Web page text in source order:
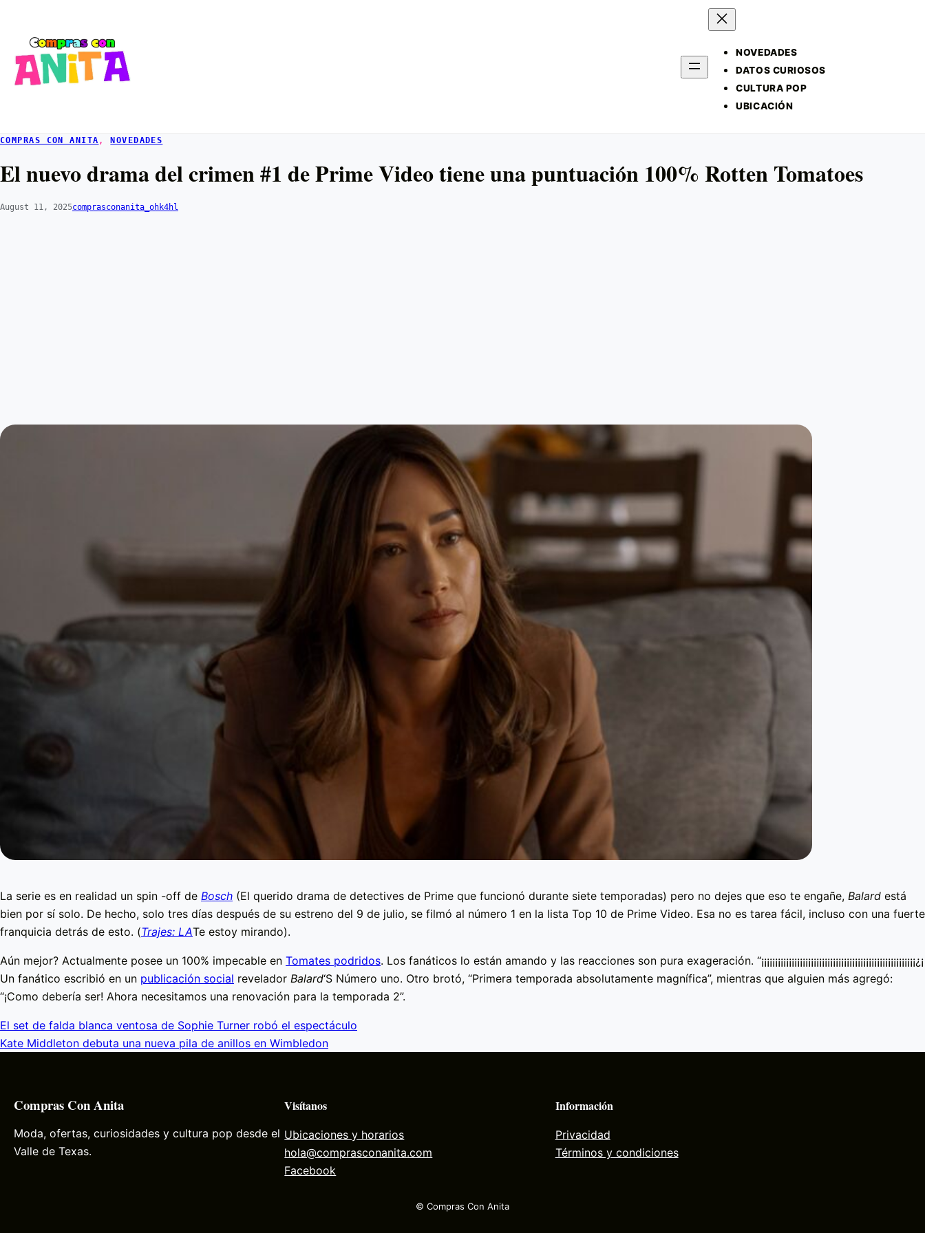
NOVEDADES
DATOS CURIOSOS
CULTURA POP
UBICACIÓN
COMPRAS CON ANITA , NOVEDADES
El nuevo drama del crimen #1 de Prime Video tiene una puntuación 100% Rotten Tomatoes
August 11, 2025comprasconanita_ohk4hl
La serie es en realidad un spin -off de Bosch (El querido drama de detectives de Prime que funcionó durante siete temporadas) pero no dejes que eso te engañe, Balard está
bien por sí solo. De hecho, solo tres días después de su estreno del 9 de julio, se filmó al número 1 en la lista Top 10 de Prime Video. Esa no es tarea fácil, incluso con una fuerte
franquicia detrás de esto. (Trajes: LATe estoy mirando).
Aún mejor? Actualmente posee un 100% impecable en Tomates podridos. Los fanáticos lo están amando y las reacciones son pura exageración. “¡¡¡¡¡¡¡¡¡¡¡¡¡¡¡¡¡¡¡¡¡¡¡¡¡¡¡¡¡¡¡¡¡¡¡¡¡¡¡¡¡¡¡¡¡¡¡¡¡¡¡¡¡¡¡¡¿¡
Un fanático escribió en un publicación social revelador Balard‘S Número uno. Otro brotó, “Primera temporada absolutamente magnífica”, mientras que alguien más agregó:
“¡Como debería ser! Ahora necesitamos una renovación para la temporada 2”.
El set de falda blanca ventosa de Sophie Turner robó el espectáculo
Kate Middleton debuta una nueva pila de anillos en Wimbledon
Compras Con Anita
Moda, ofertas, curiosidades y cultura pop desde el
Valle de Texas.
Visítanos
Ubicaciones y horarios
hola@comprasconanita.com
Facebook
Información
Privacidad
Términos y condiciones
© Compras Con Anita